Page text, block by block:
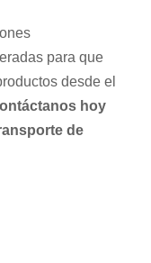
para que
desde el
hoy
de